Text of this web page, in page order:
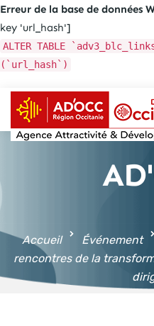
Erreur de la base de données
key 'url_hash']
ALTER TABLE
(`url_hash`)
Aller au
principal
Accueil Événement
rencontres de la